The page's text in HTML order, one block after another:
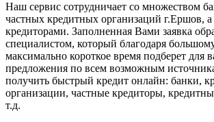
Наш сервис сотрудничает со множеством
частных кредитных организаций г.Ершов,
кредиторами. Заполненная Вами заявка
специалистом, который благодаря
максимально короткое время подберет для
предложения по всем возможным
получить быстрый кредит онлайн: банки,
организации, частные кредиторы,
т.д.